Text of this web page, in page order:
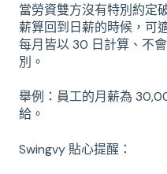
當勞資雙方沒有特別約定
薪算回到日薪的時候，可
每月皆以 30 日計算、不
別。
舉例：員工的月薪為
給。
Swingvy 貼心提醒：